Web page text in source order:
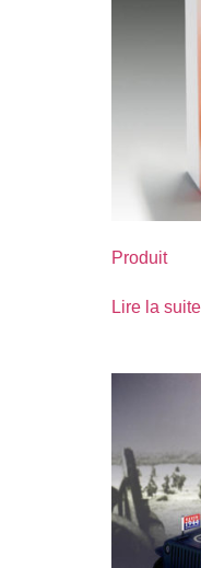
Produit
Lire la suite